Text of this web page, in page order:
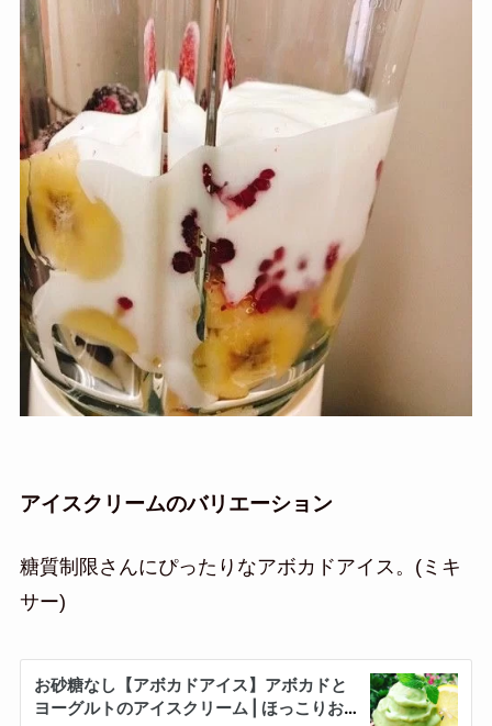
アイスクリームのバリエーション
糖質制限さんにぴったりなアボカドアイス。(ミキ
サー)